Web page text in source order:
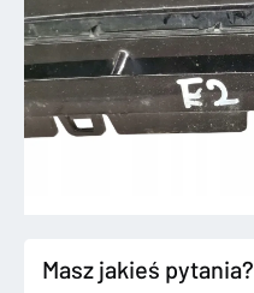
Masz jakieś pytania?